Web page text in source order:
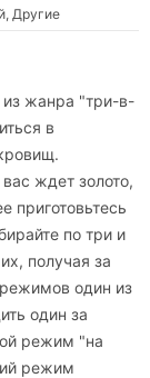
Другие
жанра "три-в-
в
ждет золото,
приготовьтесь
по три и
получая за
один из
один за
режим "на
режим